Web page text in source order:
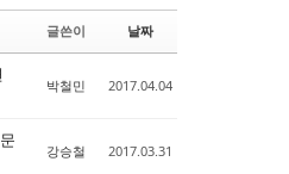
글쓴이 날짜
박철민 2017.04.04
강승철 2017.03.31